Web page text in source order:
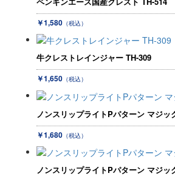
￥1,580 （税込）
牛クレストレインジャー TH-309
￥1,650 （税込）
ノンスリップライトPパターン マジッ
￥1,680 （税込）
ノンスリップライトPパターン マジッ